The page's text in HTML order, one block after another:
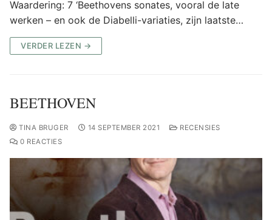
Waardering: 7 ‘Beethovens sonates, vooral de late
werken – en ook de Diabelli-variaties, zijn laatste…
VERDER LEZEN →
BEETHOVEN
TINA BRUGER 14 SEPTEMBER 2021
RECENSIES
0 REACTIES